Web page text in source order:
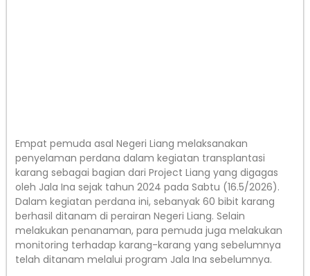
Empat pemuda asal Negeri Liang melaksanakan
penyelaman perdana dalam kegiatan transplantasi
karang sebagai bagian dari Project Liang yang digagas
oleh Jala Ina sejak tahun 2024 pada Sabtu (16.5/2026).
Dalam kegiatan perdana ini, sebanyak 60 bibit karang
berhasil ditanam di perairan Negeri Liang. Selain
melakukan penanaman, para pemuda juga melakukan
monitoring terhadap karang-karang yang sebelumnya
telah ditanam melalui program Jala Ina sebelumnya.